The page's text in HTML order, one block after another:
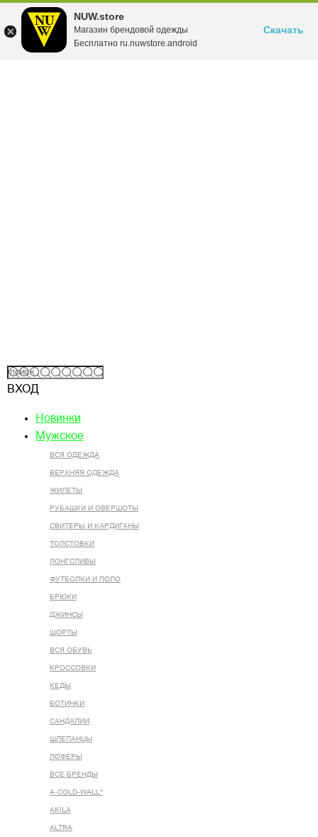
NUW.store
Магазин брендовой одежды
Бесплатно ru.nuwstore.android
Скачать
ВХОД
Новинки
Мужское
ВСЯ ОДЕЖДА
ВЕРХНЯЯ ОДЕЖДА
ЖИЛЕТЫ
РУБАШКИ И ОВЕРШОТЫ
СВИТЕРЫ И КАРДИГАНЫ
ТОЛСТОВКИ
ЛОНГСЛИВЫ
ФУТБОЛКИ И ПОЛО
БРЮКИ
ДЖИНСЫ
ШОРТЫ
ВСЯ ОБУВЬ
КРОССОВКИ
КЕДЫ
БОТИНКИ
САНДАЛИИ
ШЛЕПАНЦЫ
ЛОФЕРЫ
ВСЕ БРЕНДЫ
A-COLD-WALL*
AKILA
ALTRA